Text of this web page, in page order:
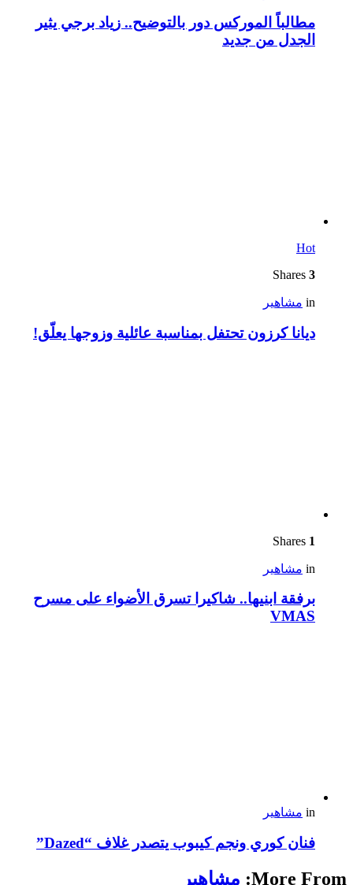
مطالباً الموركس دور بالتوضيح.. زياد برجي يثير
الجدل من جديد
Hot
3
in مشاهير
ديانا كرزون تحتفل بمناسبة عائلية وزوجها يعلّق!
1
in مشاهير
برفقة ابنيها.. شاكيرا تسرق الأضواء على مسرح
VMAS
in مشاهير
فنان كوري ونجم كيبوب يتصدر غلاف “Dazed”
More From: مشاهير